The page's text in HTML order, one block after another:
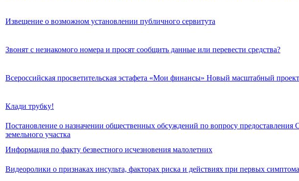
Извещение о возможном установлении публичного сервитута
Звонят с незнакомого номера и просят сообщить данные или перевести средства?
Всероссийская просветительская эстафета «Мои финансы» Новый масштабный
Клади трубку!
Постановление о назначении общественных обсуждений по вопросу
земельного участка
Информация по факту безвестного исчезновения малолетних
Видеоролики о признаках инсульта, факторах риска и действиях при первых